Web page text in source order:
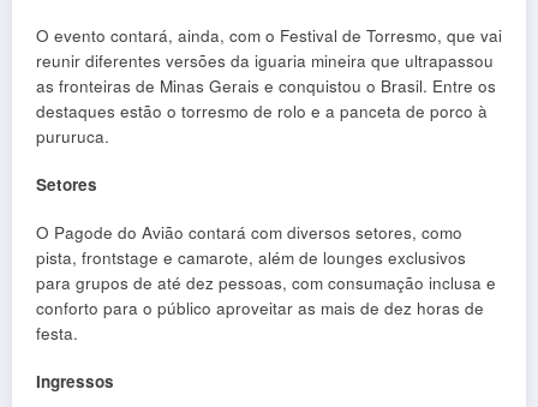
O evento contará, ainda, com o Festival de Torresmo, que vai
reunir diferentes versões da iguaria mineira que ultrapassou
as fronteiras de Minas Gerais e conquistou o Brasil. Entre os
destaques estão o torresmo de rolo e a panceta de porco à
pururuca.
Setores
O Pagode do Avião contará com diversos setores, como
pista, frontstage e camarote, além de lounges exclusivos
para grupos de até dez pessoas, com consumação inclusa e
conforto para o público aproveitar as mais de dez horas de
festa.
Ingressos